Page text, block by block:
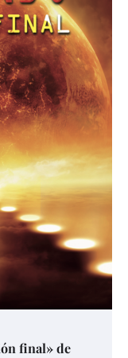
final» de